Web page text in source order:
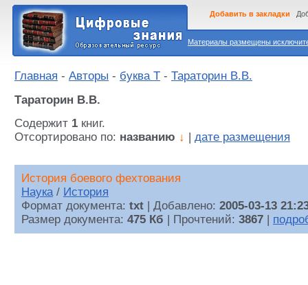
Материалы размещены
Добавить в закладки
Главная - Авторы - буква Т - Тараторин В.В.
Тараторин В.В.
Содержит 1 книг.
Отсортировано по: названию ↓ дате размещения
История боевого фехтования
Наука/ История
Формат документа: txt | Добавлено: 2005-03-13
Размер документа: 475 Кб | Прочтений: 3867